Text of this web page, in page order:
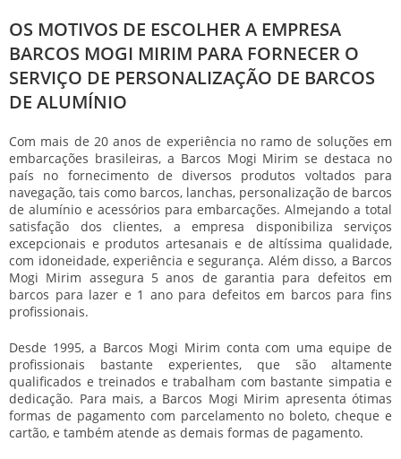
OS MOTIVOS DE ESCOLHER A EMPRESA
BARCOS MOGI MIRIM PARA FORNECER O
SERVIÇO DE PERSONALIZAÇÃO DE BARCOS
DE ALUMÍNIO
Com mais de 20 anos de experiência no ramo de soluções em
embarcações brasileiras, a Barcos Mogi Mirim se destaca no
país no fornecimento de diversos produtos voltados para
navegação, tais como barcos, lanchas, personalização de barcos
de alumínio e acessórios para embarcações. Almejando a total
satisfação dos clientes, a empresa disponibiliza serviços
excepcionais e produtos artesanais e de altíssima qualidade,
com idoneidade, experiência e segurança. Além disso, a Barcos
Mogi Mirim assegura 5 anos de garantia para defeitos em
barcos para lazer e 1 ano para defeitos em barcos para fins
profissionais.
Desde 1995, a Barcos Mogi Mirim conta com uma equipe de
profissionais bastante experientes, que são altamente
qualificados e treinados e trabalham com bastante simpatia e
dedicação. Para mais, a Barcos Mogi Mirim apresenta ótimas
formas de pagamento com parcelamento no boleto, cheque e
cartão, e também atende as demais formas de pagamento.